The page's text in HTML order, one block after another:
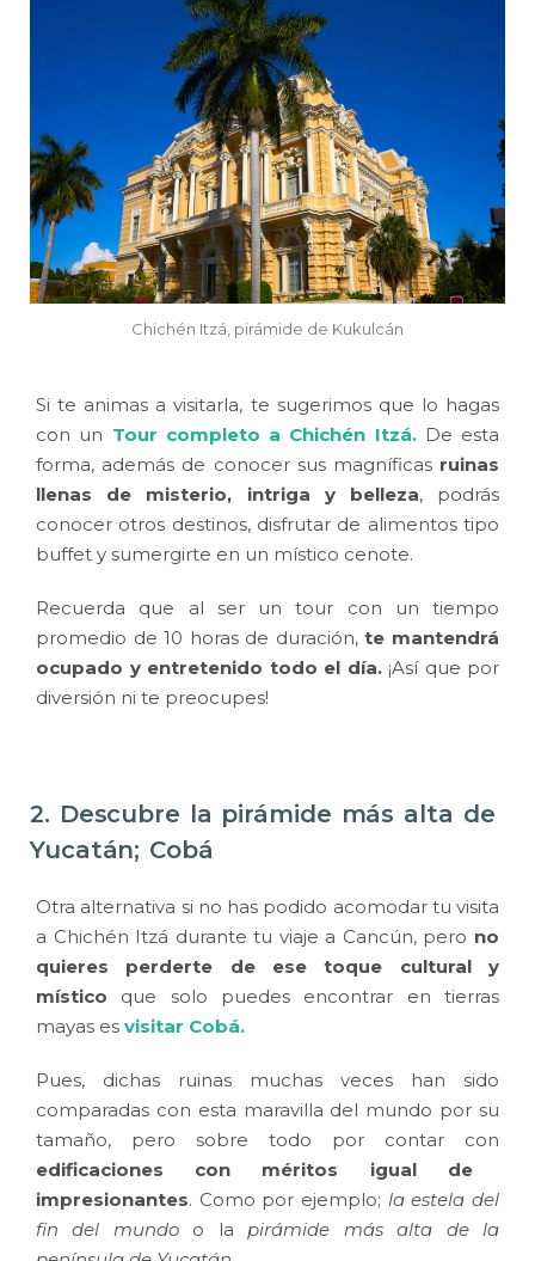
Chichén Itzá, pirámide de Kukulcán
Si te animas a visitarla, te sugerimos que lo hagas
con un Tour completo a Chichén Itzá.De esta
forma, además de conocer sus magníficas ruinas
llenas de misterio, intriga y belleza, podrás
conocer otros destinos, disfrutar de alimentos tipo
buffet y sumergirte en un místico cenote.
Recuerda que al ser un tour con un tiempo
promedio de 10 horas de duración,te mantendrá
ocupado y entretenido todo el día.¡Así que por
diversión ni te preocupes!
2. Descubre la pirámide más alta de
Yucatán; Cobá
Otra alternativa si no has podido acomodar tu visita
a Chichén Itzá durante tu viaje a Cancún, pero no
quieres perderte de ese toque cultural y
místico que solo puedes encontrar en tierras
mayas es visitar Cobá.
Pues, dichas ruinas muchas veces han sido
comparadas con esta maravilla del mundo por su
tamaño, pero sobre todo por contar con
edificaciones con méritos igual de
impresionantes. Como por ejemplo; la estela del
fin del mundoo la pirámide más alta de la